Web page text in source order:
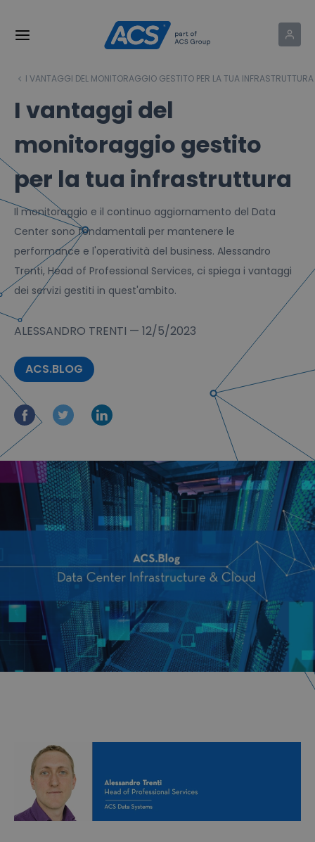
I VANTAGGI DEL MONITORAGGIO GESTITO PER LA TUA INFRASTRUTTURA
I vantaggi del
monitoraggio gestito
per la tua infrastruttura
Il monitoraggio e il continuo aggiornamento del Data
Center sono fondamentali per mantenere le
performance e l'operatività del business. Alessandro
Trenti, Head of Professional Services, ci spiega i vantaggi
dei servizi gestiti in quest'ambito.
ALESSANDRO TRENTI — 12/5/2023
ACS.BLOG